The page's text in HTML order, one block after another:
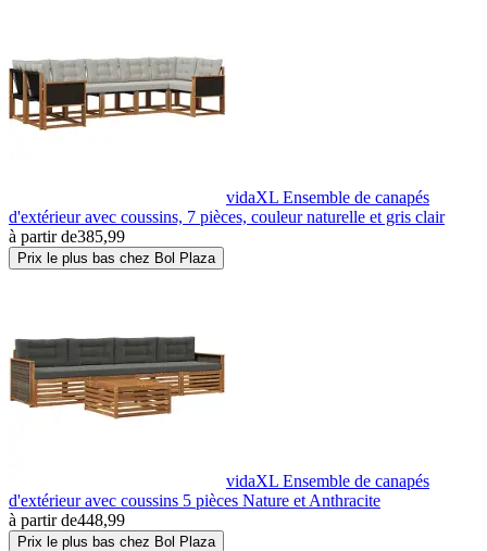
vidaXL Ensemble de canapés
d'extérieur avec coussins, 7 pièces, couleur naturelle et gris clair
à partir de385,99
Prix le plus bas chez Bol Plaza
vidaXL Ensemble de canapés
d'extérieur avec coussins 5 pièces Nature et Anthracite
à partir de448,99
Prix le plus bas chez Bol Plaza